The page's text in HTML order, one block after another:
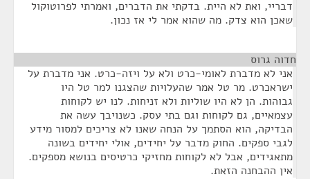
דבריי, ואת לא היית. בדקתי את הדברים, ואמרתי לפרוטוקול
שאכן הוא צדק. מה שהוא אמר לי אז נכון.
חדוה גרוס
אני לא מדברת לאומי-כרט ולא על ויזה-כרט. אני מדברת על
ישראכרט. מר טל אמר שהעלויות שהצגנו למר טל היו
גבוהות. הן לא היו שוליות ולא זניחות. לנו יש לקוחות
עצמאיים, גם לקוחות וגם בתי עסק. כשנויבך עשה את
הבדיקה, הוא הסתמך על הנחה שאנו לא צריכים למסור מידע
לגבי ספקים. החוק מדבר על יחידים, אולי יחידים בשונה
מתאגידים, אבל לא לקוחות מחזיקי כרטיסים בנושא מספקים.
אין ההבחנה הזאת.